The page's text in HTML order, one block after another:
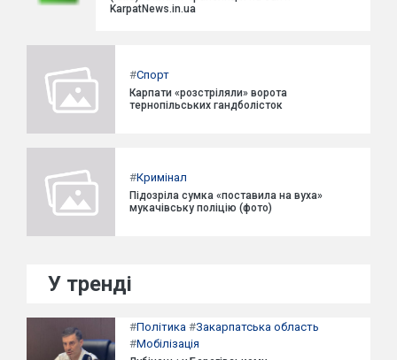
KarpatNews.in.ua
#Спорт
Карпати «розстріляли» ворота
тернопільських гандболісток
#Кримінал
Підозріла сумка «поставила на вуха»
мукачівську поліцію (фото)
У тренді
#Політика #Закарпатська область
#Мобілізація